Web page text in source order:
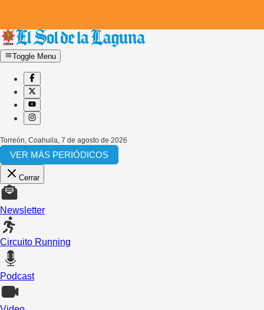
Toggle Menu
Torreón, Coahuila 7 de agosto de 2026
VER MÁS PERIÓDICOS
Cerrar
Newsletter
Circuito Running
Podcast